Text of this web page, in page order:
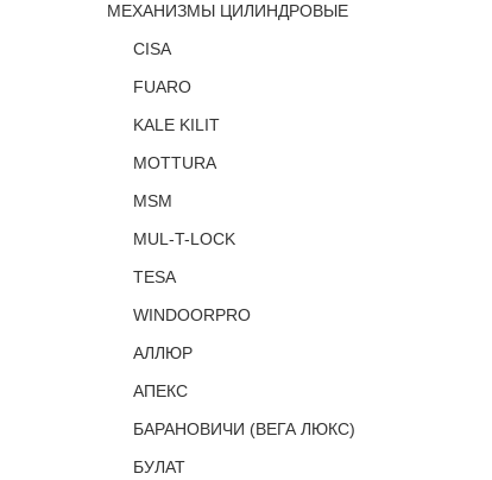
МЕХАНИЗМЫ ЦИЛИНДРОВЫЕ
CISA
FUARO
KALE KILIT
MOTTURA
MSM
MUL-T-LOCK
TESA
WINDOORPRO
АЛЛЮР
АПЕКС
БАРАНОВИЧИ (ВЕГА ЛЮКС)
БУЛАТ